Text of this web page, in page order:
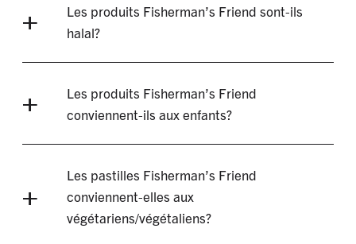
Les produits Fisherman’s Friend sont-ils
halal?
Les produits Fisherman’s Friend
conviennent-ils aux enfants?
Les pastilles Fisherman’s Friend
conviennent-elles aux
végétariens/végétaliens?